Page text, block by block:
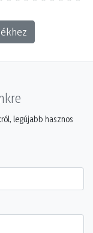
legújabb hasznos